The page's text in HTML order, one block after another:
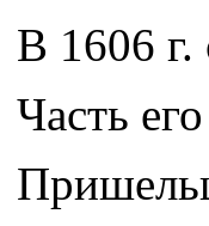
В 1606
Часть